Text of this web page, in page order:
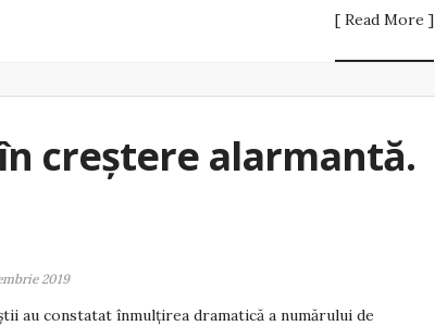
[ Read More ]
creștere alarmantă.
2019
au constatat înmulțirea dramatică a numărului de